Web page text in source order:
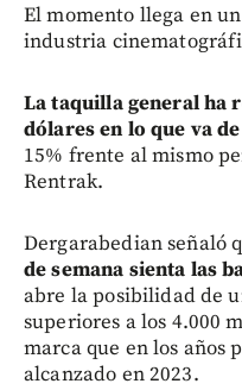
El momento llega en
industria
La taquilla general ha
dólares en lo que va
15% frente al mismo
Rentrak.
Dergarabedian señaló
de semana sienta las
abre la posibilidad de
superiores a los 4.000
marca que en los años
alcanzado en 2023.